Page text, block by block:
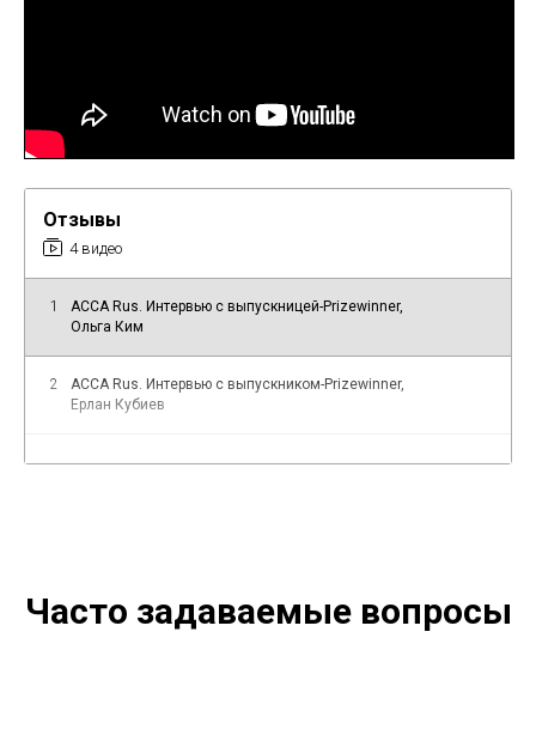
Отзывы
4 видео
1
ACCA Rus. Интервью с выпускницей-Prizewinner,
Ольга Ким
2
ACCA Rus. Интервью c выпускником-Prizewinner,
Ерлан Кубиев
3
Отзыв выпускника. Мадина Вахобова о программе
Часто задаваемые вопросы